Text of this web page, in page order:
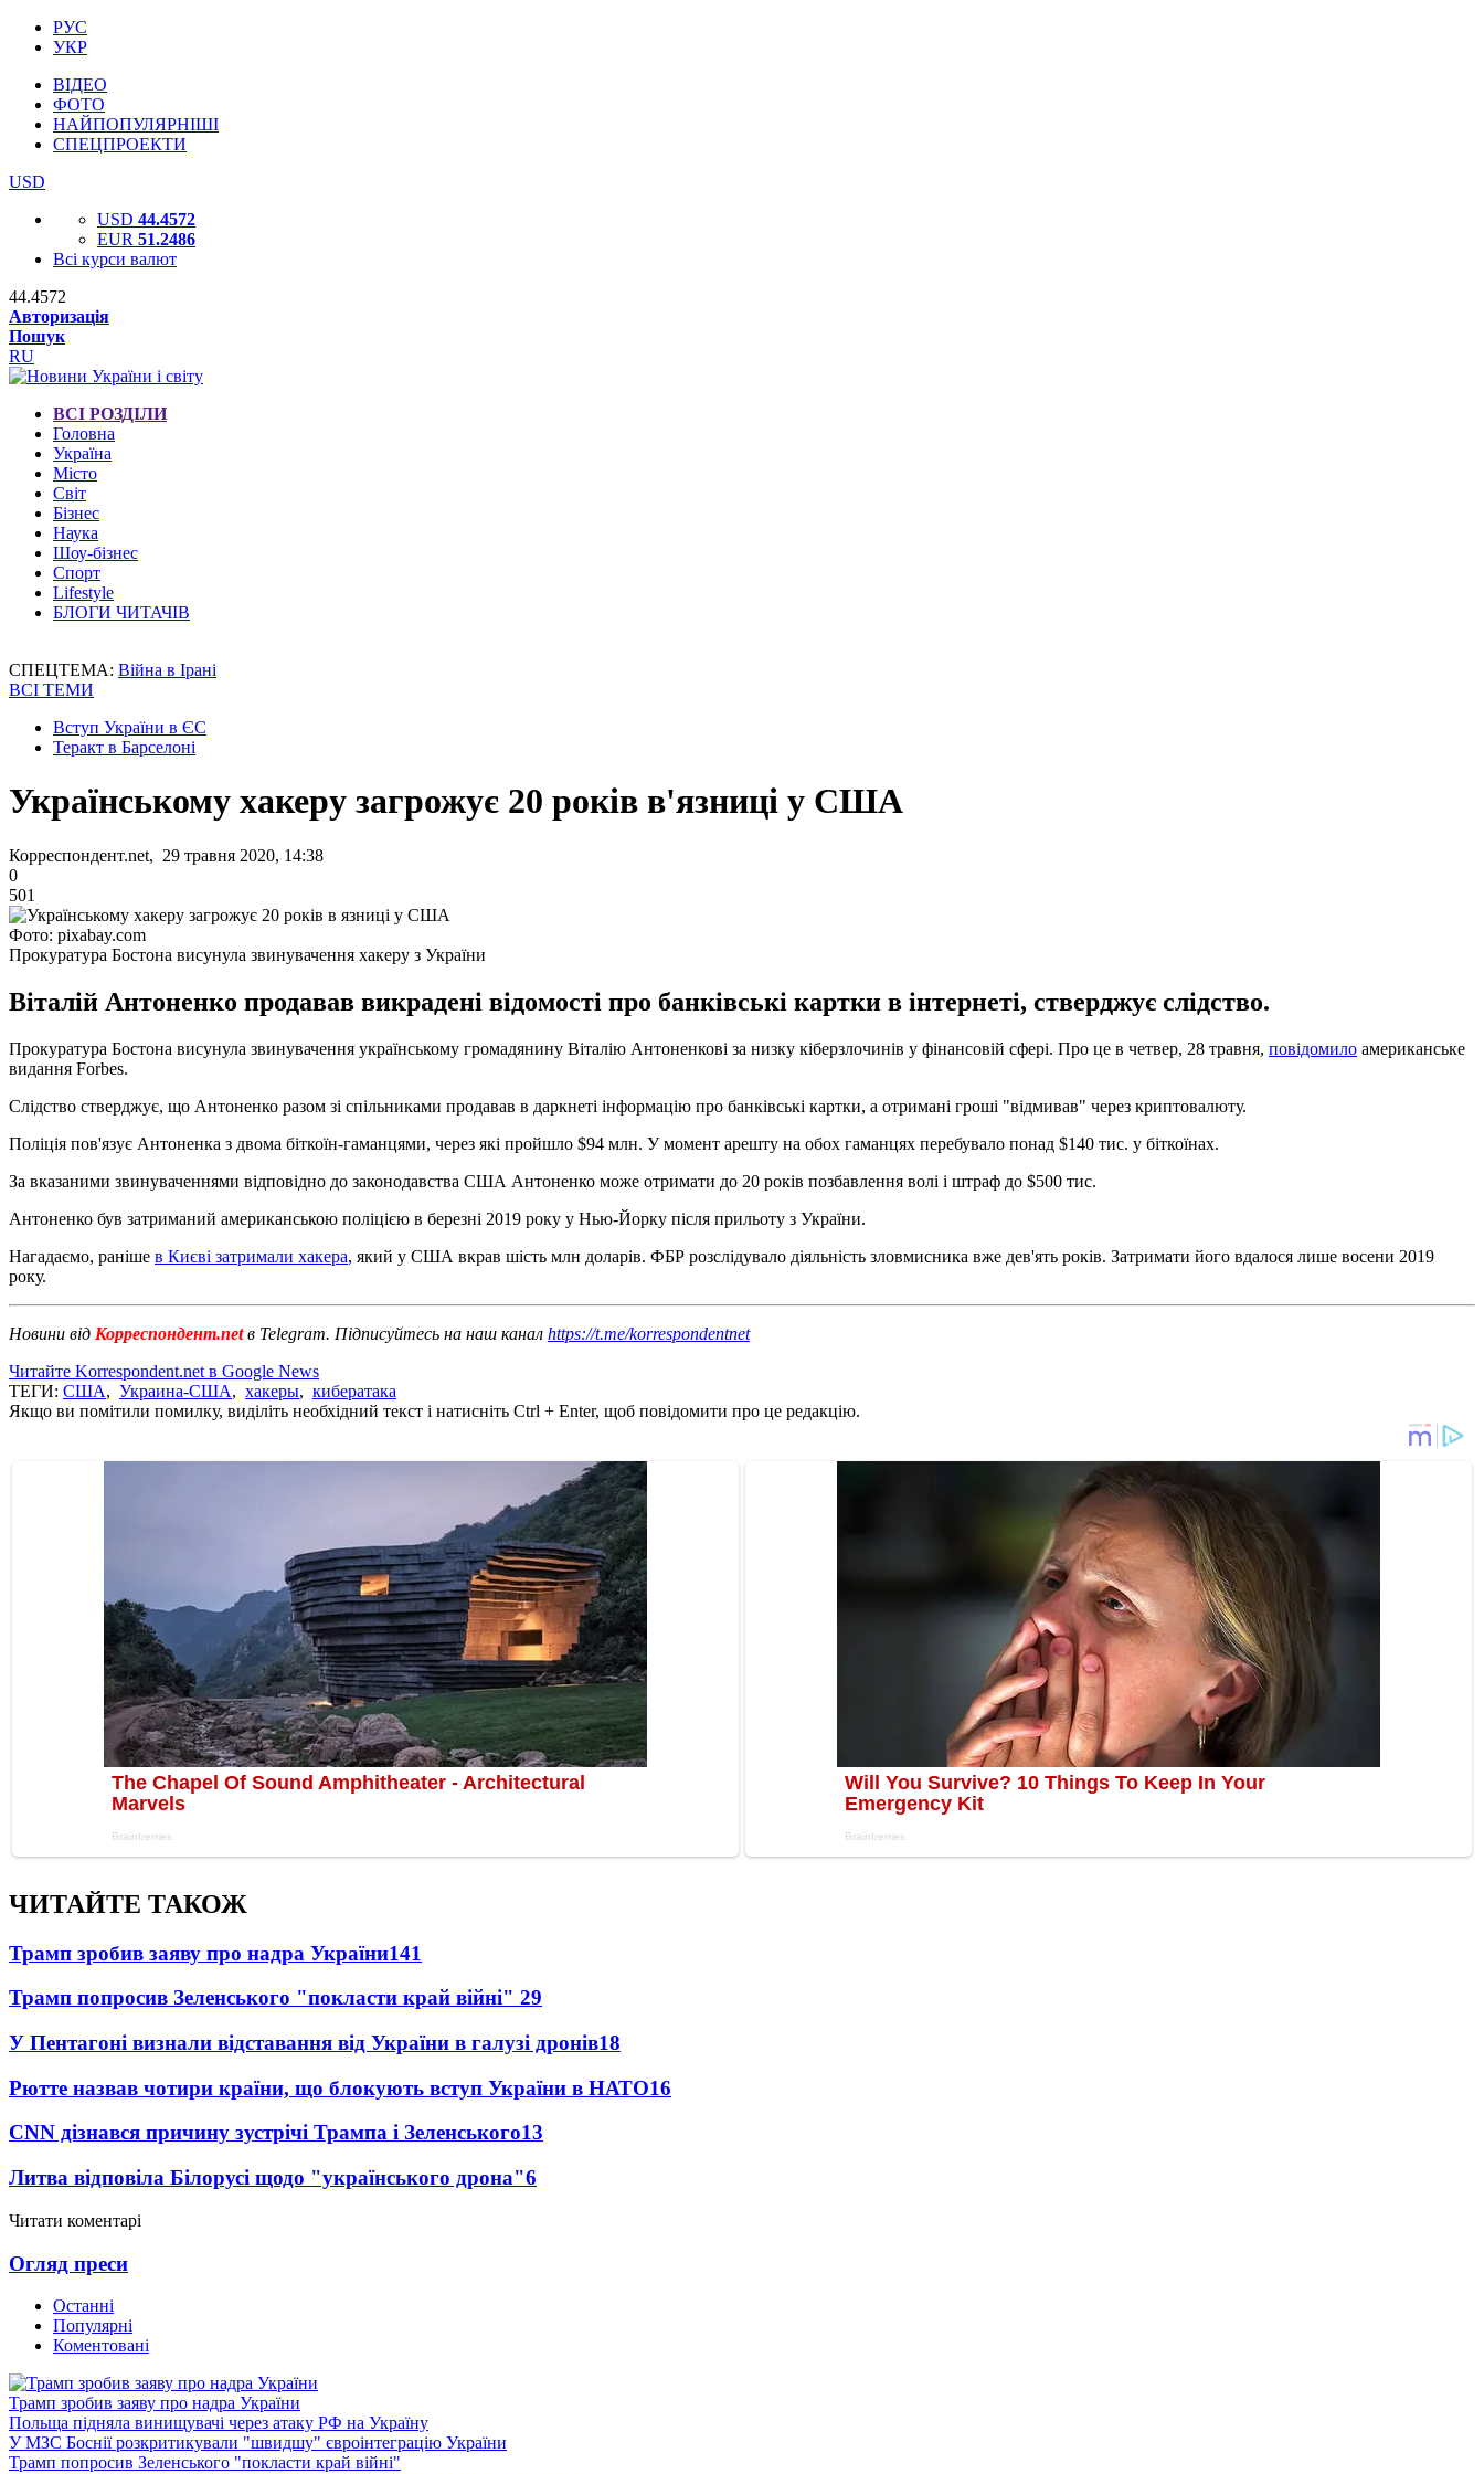
РУС
УКР
ВІДЕО
ФОТО
НАЙПОПУЛЯРНІШІ
СПЕЦПРОЕКТИ
USD
USD 44.4572
EUR 51.2486
Всі курси валют
44.4572
Авторизація
Пошук
RU
ВСІ РОЗДІЛИ
Головна
Україна
Місто
Світ
Бізнес
Наука
Шоу-бізнес
Спорт
Lifestyle
БЛОГИ ЧИТАЧІВ
СПЕЦТЕМА: Війна в Ірані
ВСІ ТЕМИ
Вступ України в ЄС
Теракт в Барселоні
Українському хакеру загрожує 20 років в'язниці у США
Корреспондент.net, 29 травня 2020, 14:38
0
501
Фото: pixabay.com
Прокуратура Бостона висунула звинувачення хакеру з України
Віталій Антоненко продавав викрадені відомості про банківські картки в інтернеті, стверджує слідство.
Прокуратура Бостона висунула звинувачення українському громадянину Віталію Антоненкові за низку кіберзлочинів у фінансовій сфері. Про це в четвер, 28 травня, повідомило американське
видання Forbes.
Слідство стверджує, що Антоненко разом зі спільниками продавав в даркнеті інформацію про банківські картки, а отримані гроші "відмивав" через криптовалюту.
Поліція пов'язує Антоненка з двома біткоїн-гаманцями, через які пройшло $94 млн. У момент арешту на обох гаманцях перебувало понад $140 тис. у біткоїнах.
За вказаними звинуваченнями відповідно до законодавства США Антоненко може отримати до 20 років позбавлення волі і штраф до $500 тис.
Антоненко був затриманий американською поліцією в березні 2019 року у Нью-Йорку після прильоту з України.
Нагадаємо, раніше в Києві затримали хакера, який у США вкрав шість млн доларів. ФБР розслідувало діяльність зловмисника вже дев'ять років. Затримати його вдалося лише восени 2019
року.
Новини від Корреспондент.netв Telegram. Підписуйтесь на наш канал https://t.me/korrespondentnet
Читайте Korrespondent.net в Google News
ТЕГИ: США, Украина-США, хакеры, кибератака
Якщо ви помітили помилку, виділіть необхідний текст і натисніть Ctrl + Enter, щоб повідомити про це редакцію.
ЧИТАЙТЕ ТАКОЖ
Трамп зробив заяву про надра України141
Трамп попросив Зеленського "покласти край війні" 29
У Пентагоні визнали відставання від України в галузі дронів18
Рютте назвав чотири країни, що блокують вступ України в НАТО16
CNN дізнався причину зустрічі Трампа і Зеленського13
Литва відповіла Білорусі щодо "українського дрона"6
Читати коментарі
Огляд преси
Останні
Популярні
Коментовані
Трамп зробив заяву про надра України
Польща підняла винищувачі через атаку РФ на Україну
У МЗС Боснії розкритикували "швидшу" євроінтеграцію України
Трамп попросив Зеленського "покласти край війні"